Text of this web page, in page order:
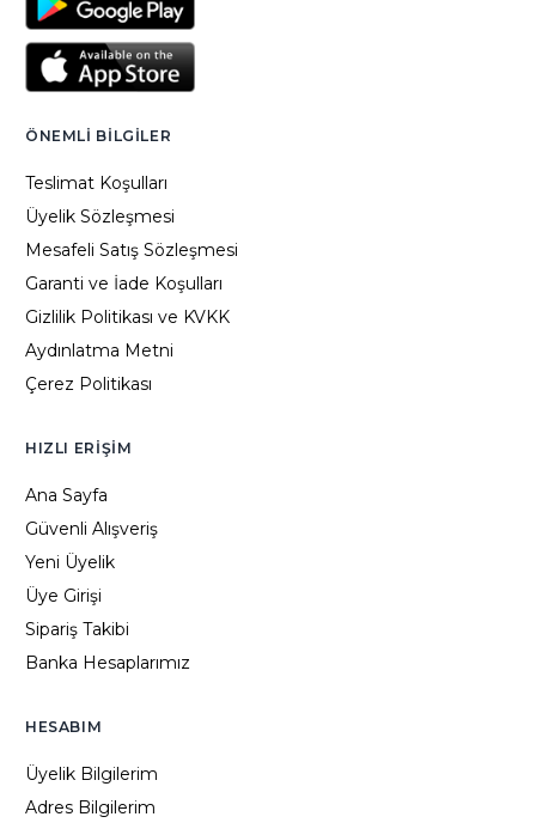
ÖNEMLI BILGILER
Teslimat Koşulları
Üyelik Sözleşmesi
Mesafeli Satış Sözleşmesi
Garanti ve İade Koşulları
Gizlilik Politikası ve KVKK
Aydınlatma Metni
Çerez Politikası
HIZLI ERIŞIM
Ana Sayfa
Güvenli Alışveriş
Yeni Üyelik
Üye Girişi
Sipariş Takibi
Banka Hesaplarımız
HESABIM
Üyelik Bilgilerim
Adres Bilgilerim